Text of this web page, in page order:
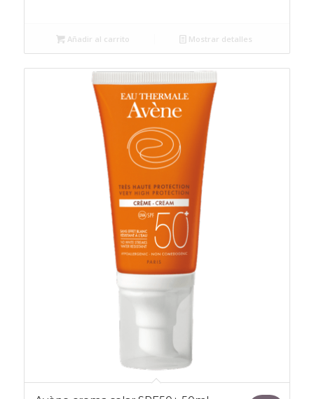
Añadir al carrito Mostrar detalles